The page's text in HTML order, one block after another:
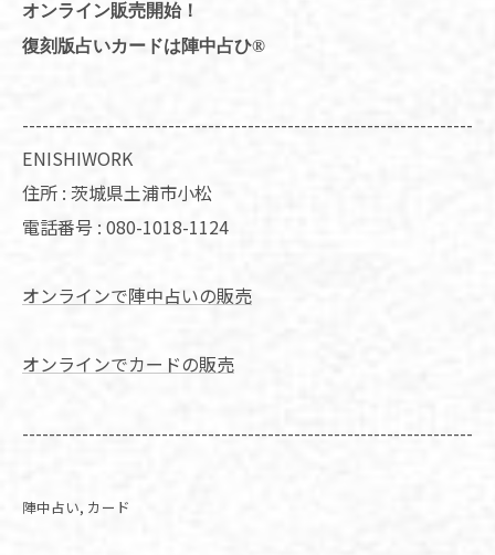
オンライン販売開始！
復刻版占いカードは陣中占ひ®
--------------------------------------------------------------------
ENISHIWORK
住所 : 茨城県土浦市小松
電話番号 : 080-1018-1124
オンラインで陣中占いの販売
オンラインでカードの販売
--------------------------------------------------------------------
陣中占い カード